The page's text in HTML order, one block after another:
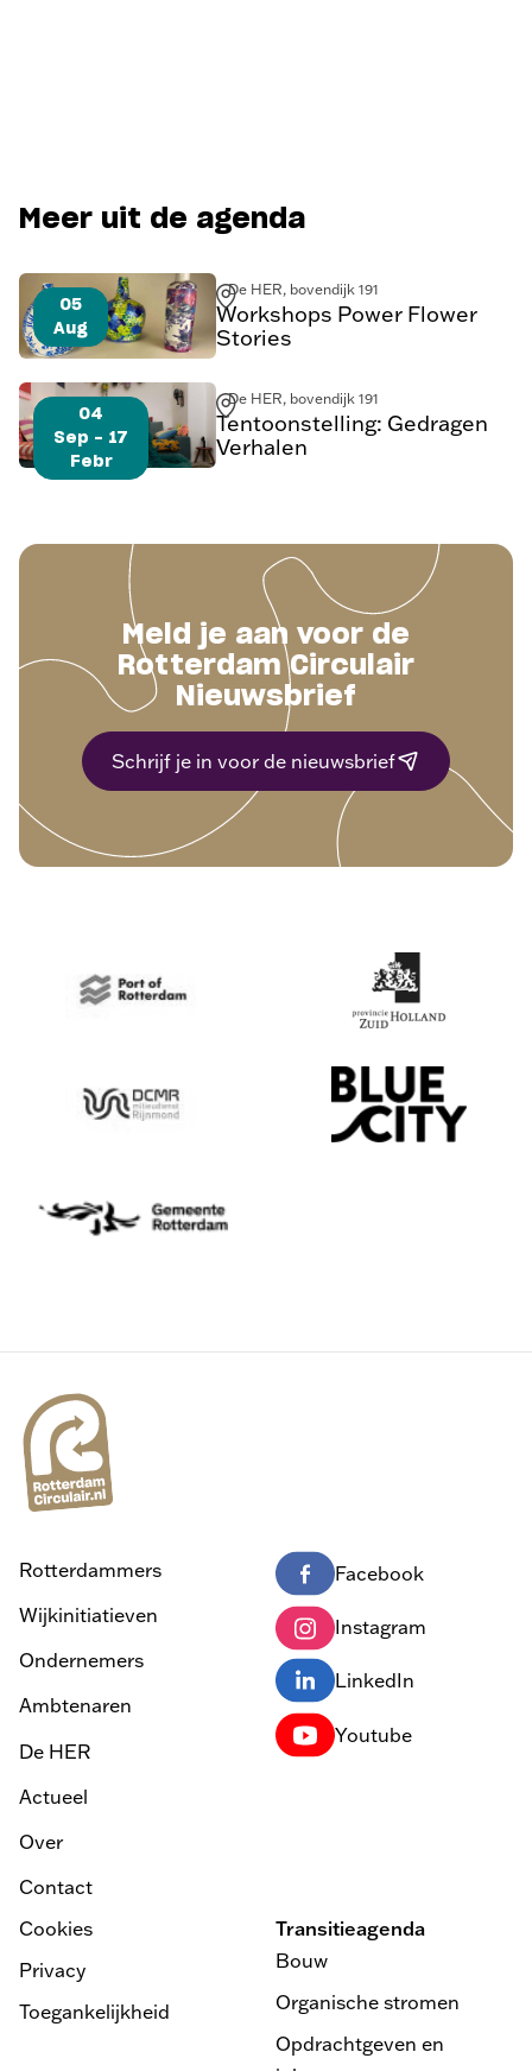
Meer uit de agenda
05
Aug
De HER, bovendijk 191
Workshops Power Flower
Stories
04
Sep - 17
Febr
De HER, bovendijk 191
Tentoonstelling: Gedragen
Verhalen
Meld je aan voor de
Rotterdam Circulair
Nieuwsbrief
Schrijf je in voor de nieuwsbrief
Rotterdammers
Wijkinitiatieven
Ondernemers
Ambtenaren
De HER
Actueel
Over
Contact
Facebook
Instagram
LinkedIn
Youtube
Cookies
Privacy
Toegankelijkheid
Transitieagenda
Bouw
Organische stromen
Opdrachtgeven en